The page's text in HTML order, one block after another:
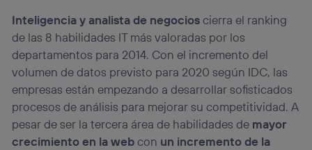
Inteligencia y analista de negocioscierra el ranking
de las 8 habilidades IT más valoradas por los
departamentos para 2014. Con el incremento del
volumen de datos previsto para 2020 según IDC, las
empresas están empezando a desarrollar sofisticados
procesos de análisis para mejorar su competitividad. A
pesar de ser la tercera área de habilidades de mayor
crecimiento en la webcon un incremento de la